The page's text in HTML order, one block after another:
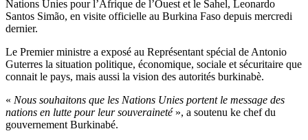
Nations Unies pour l’Afrique de l’Ouest et le Sahel, Leonardo
Santos Simão, en visite officielle au Burkina Faso depuis mercredi
dernier.
Le Premier ministre a exposé au Représentant spécial de Antonio
Guterres la situation politique, économique, sociale et sécuritaire que
connait le pays, mais aussi la vision des autorités burkinabè.
« Nous souhaitons que les Nations Unies portent le message des
nations en lutte pour leur souveraineté», a soutenu ke chef du
gouvernement Burkinabé.